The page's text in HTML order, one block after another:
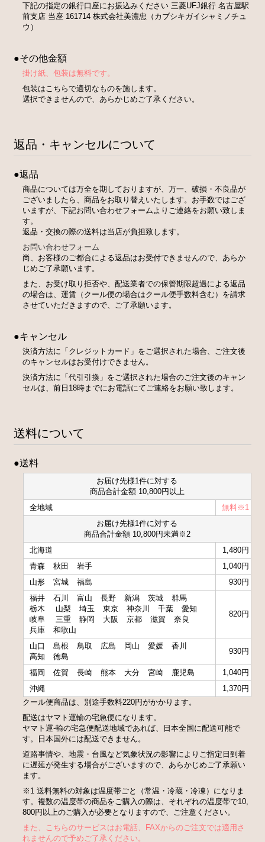
下記の指定の銀行口座にお振込みください 三菱UFJ銀行 名古屋駅
前支店 当座 161714 株式会社美濃忠（カブシキガイシャミノチュ
ウ）
●その他金額
掛け紙、包装は無料です。
包装はこちらで適切なものを施します。
選択できませんので、あらかじめご了承ください。
返品・キャンセルについて
●返品
商品については万全を期しておりますが、万一、破損・不良品が
ございましたら、商品をお取り替えいたします。お手数ではござ
いますが、下記お問い合わせフォームよりご連絡をお願い致しま
す。
返品・交換の際の送料は当店が負担致します。
お問い合わせフォーム
尚、お客様のご都合による返品はお受付できませんので、あらか
じめご了承願います。
また、お受け取り拒否や、配送業者での保管期限超過による返品
の場合は、運賃（クール便の場合はクール便手数料含む）を請求
させていただきますので、ご了承願います。
●キャンセル
決済方法に「クレジットカード」をご選択された場合、ご注文後
のキャンセルはお受付けできません。
決済方法に「代引引換」をご選択された場合のご注文後のキャン
セルは、前日18時までにお電話にてご連絡をお願い致します。
送料について
●送料
お届け先様1件に対する
商品合計金額 10,800円以上
全地域
無料※1
お届け先様1件に対する
商品合計金額 10,800円未満※2
北海道
1,480円
青森
秋田 岩手
1,040円
山形
宮城 福島
930円
福井
石川 富山 長野 新潟 茨城
群馬
栃木
山梨 埼玉 東京 神奈川 千葉
愛知
岐阜
三重 静岡 大阪 京都 滋賀
奈良
兵庫
和歌山
820円
山口 島根 鳥取 広島 岡山 愛媛
香川
高知
徳島
930円
福岡 佐賀 長崎 熊本 大分 宮崎 鹿児島
1,040円
沖縄
1,370円
クール便商品は、別途手数料220円がかかります。
配送はヤマト運輸の宅急便になります。
ヤマト運-輸の宅急便配送地域であれば、日本全国に配送可能で
す。日本国外には配送できません。
道路事情や、地震・台風など気象状況の影響によりご指定日到着
に遅延が発生する場合がございますので、あらかじめご了承願い
ます。
※1 送料無料の対象は温度帯ごと（常温・冷蔵・冷凍）になりま
す。複数の温度帯の商品をご購入の際は、それぞれの温度帯で10,
800円以上のご購入が必要となりますので、ご注意ください。
また、こちらのサービスはお電話、FAXからのご注文では適用さ
れませんので予めご了承ください。